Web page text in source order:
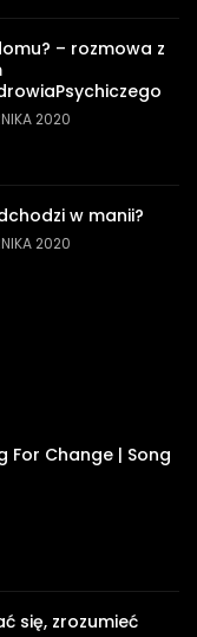
– rozmowa z
2020
w manii?
2020
For Change | Song
się, zrozumieć